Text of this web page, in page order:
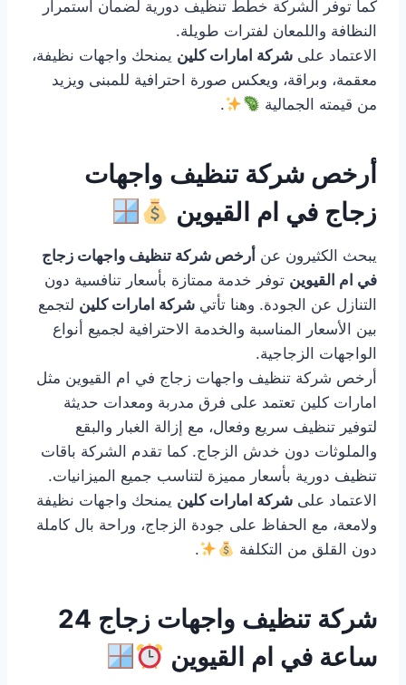
كما توفر الشركة خطط تنظيف دورية لضمان استمرار
النظافة واللمعان لفترات طويلة.
الاعتماد على شركة امارات كلين يمنحك واجهات نظيفة،
معقمة، وبراقة، ويعكس صورة احترافية للمبنى ويزيد
من قيمته الجمالية
.
أرخص شركة تنظيف واجهات
زجاج في ام القيوين
يبحث الكثيرون عن أرخص شركة تنظيف واجهات زجاج
في ام القيوين توفر خدمة ممتازة بأسعار تنافسية دون
التنازل عن الجودة. وهنا تأتي شركة امارات كلين لتجمع
بين الأسعار المناسبة والخدمة الاحترافية لجميع أنواع
الواجهات الزجاجية.
أرخص شركة تنظيف واجهات زجاج في ام القيوين مثل
امارات كلين تعتمد على فرق مدربة ومعدات حديثة
لتوفير تنظيف سريع وفعال، مع إزالة الغبار والبقع
والملوثات دون خدش الزجاج. كما تقدم الشركة باقات
تنظيف دورية بأسعار مميزة لتناسب جميع الميزانيات.
الاعتماد على شركة امارات كلين يمنحك واجهات نظيفة
ولامعة، مع الحفاظ على جودة الزجاج، وراحة بال كاملة
دون القلق من التكلفة
.
شركة تنظيف واجهات زجاج 24
ساعة في ام القيوين